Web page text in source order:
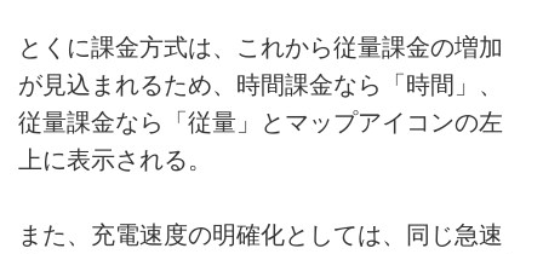
とくに課金方式は、これから従量課金の増加
が見込まれるため、時間課金なら「時間」、
従量課金なら「従量」とマップアイコンの左
上に表示される。
また、充電速度の明確化としては、同じ急速